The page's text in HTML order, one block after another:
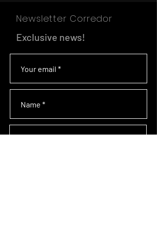
Newsletter Corredor
Exclusive news!